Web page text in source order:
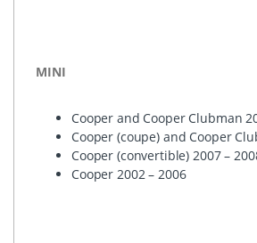
MINI
Cooper and Cooper Clubman
Cooper (coupe) and Cooper
Cooper (convertible) 2007 –
Cooper 2002 – 2006